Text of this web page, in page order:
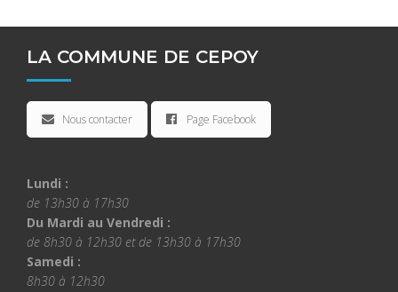
LA COMMUNE DE CEPOY
Nous contacter Page Facebook
Lundi :
de 13h30 à 17h30
Du Mardi au Vendredi :
de 8h30 à 12h30 et de 13h30 à 17h30
Samedi :
8h30 à 12h30